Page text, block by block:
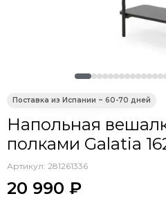
Ellipsefurniture
Asis
Tagliamento
DOIY
Scolaro
Напольная
полками Galatia
Артикул: 281261336
20 990 ₽